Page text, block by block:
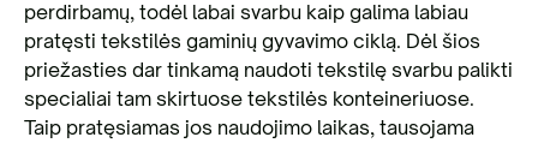
perdirbamų, todėl labai svarbu kaip galima labiau
pratęsti tekstilės gaminių gyvavimo ciklą. Dėl šios
priežasties dar tinkamą naudoti tekstilę svarbu palikti
specialiai tam skirtuose tekstilės konteineriuose.
Taip pratęsiamas jos naudojimo laikas, tausojama